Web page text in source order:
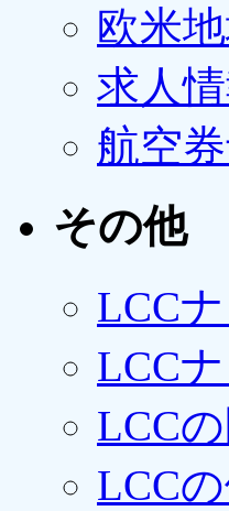
欧米
求人
航空
その他
LCC
LCC
LCC
LCC